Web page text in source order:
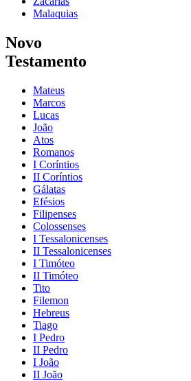
Malaquias
Novo
Testamento
Mateus
Marcos
Lucas
João
Atos
Romanos
I Coríntios
II Coríntios
Gálatas
Efésios
Filipenses
Colossenses
I Tessalonicenses
II Tessalonicenses
I Timóteo
II Timóteo
Tito
Filemon
Hebreus
Tiago
I Pedro
II Pedro
I João
II João